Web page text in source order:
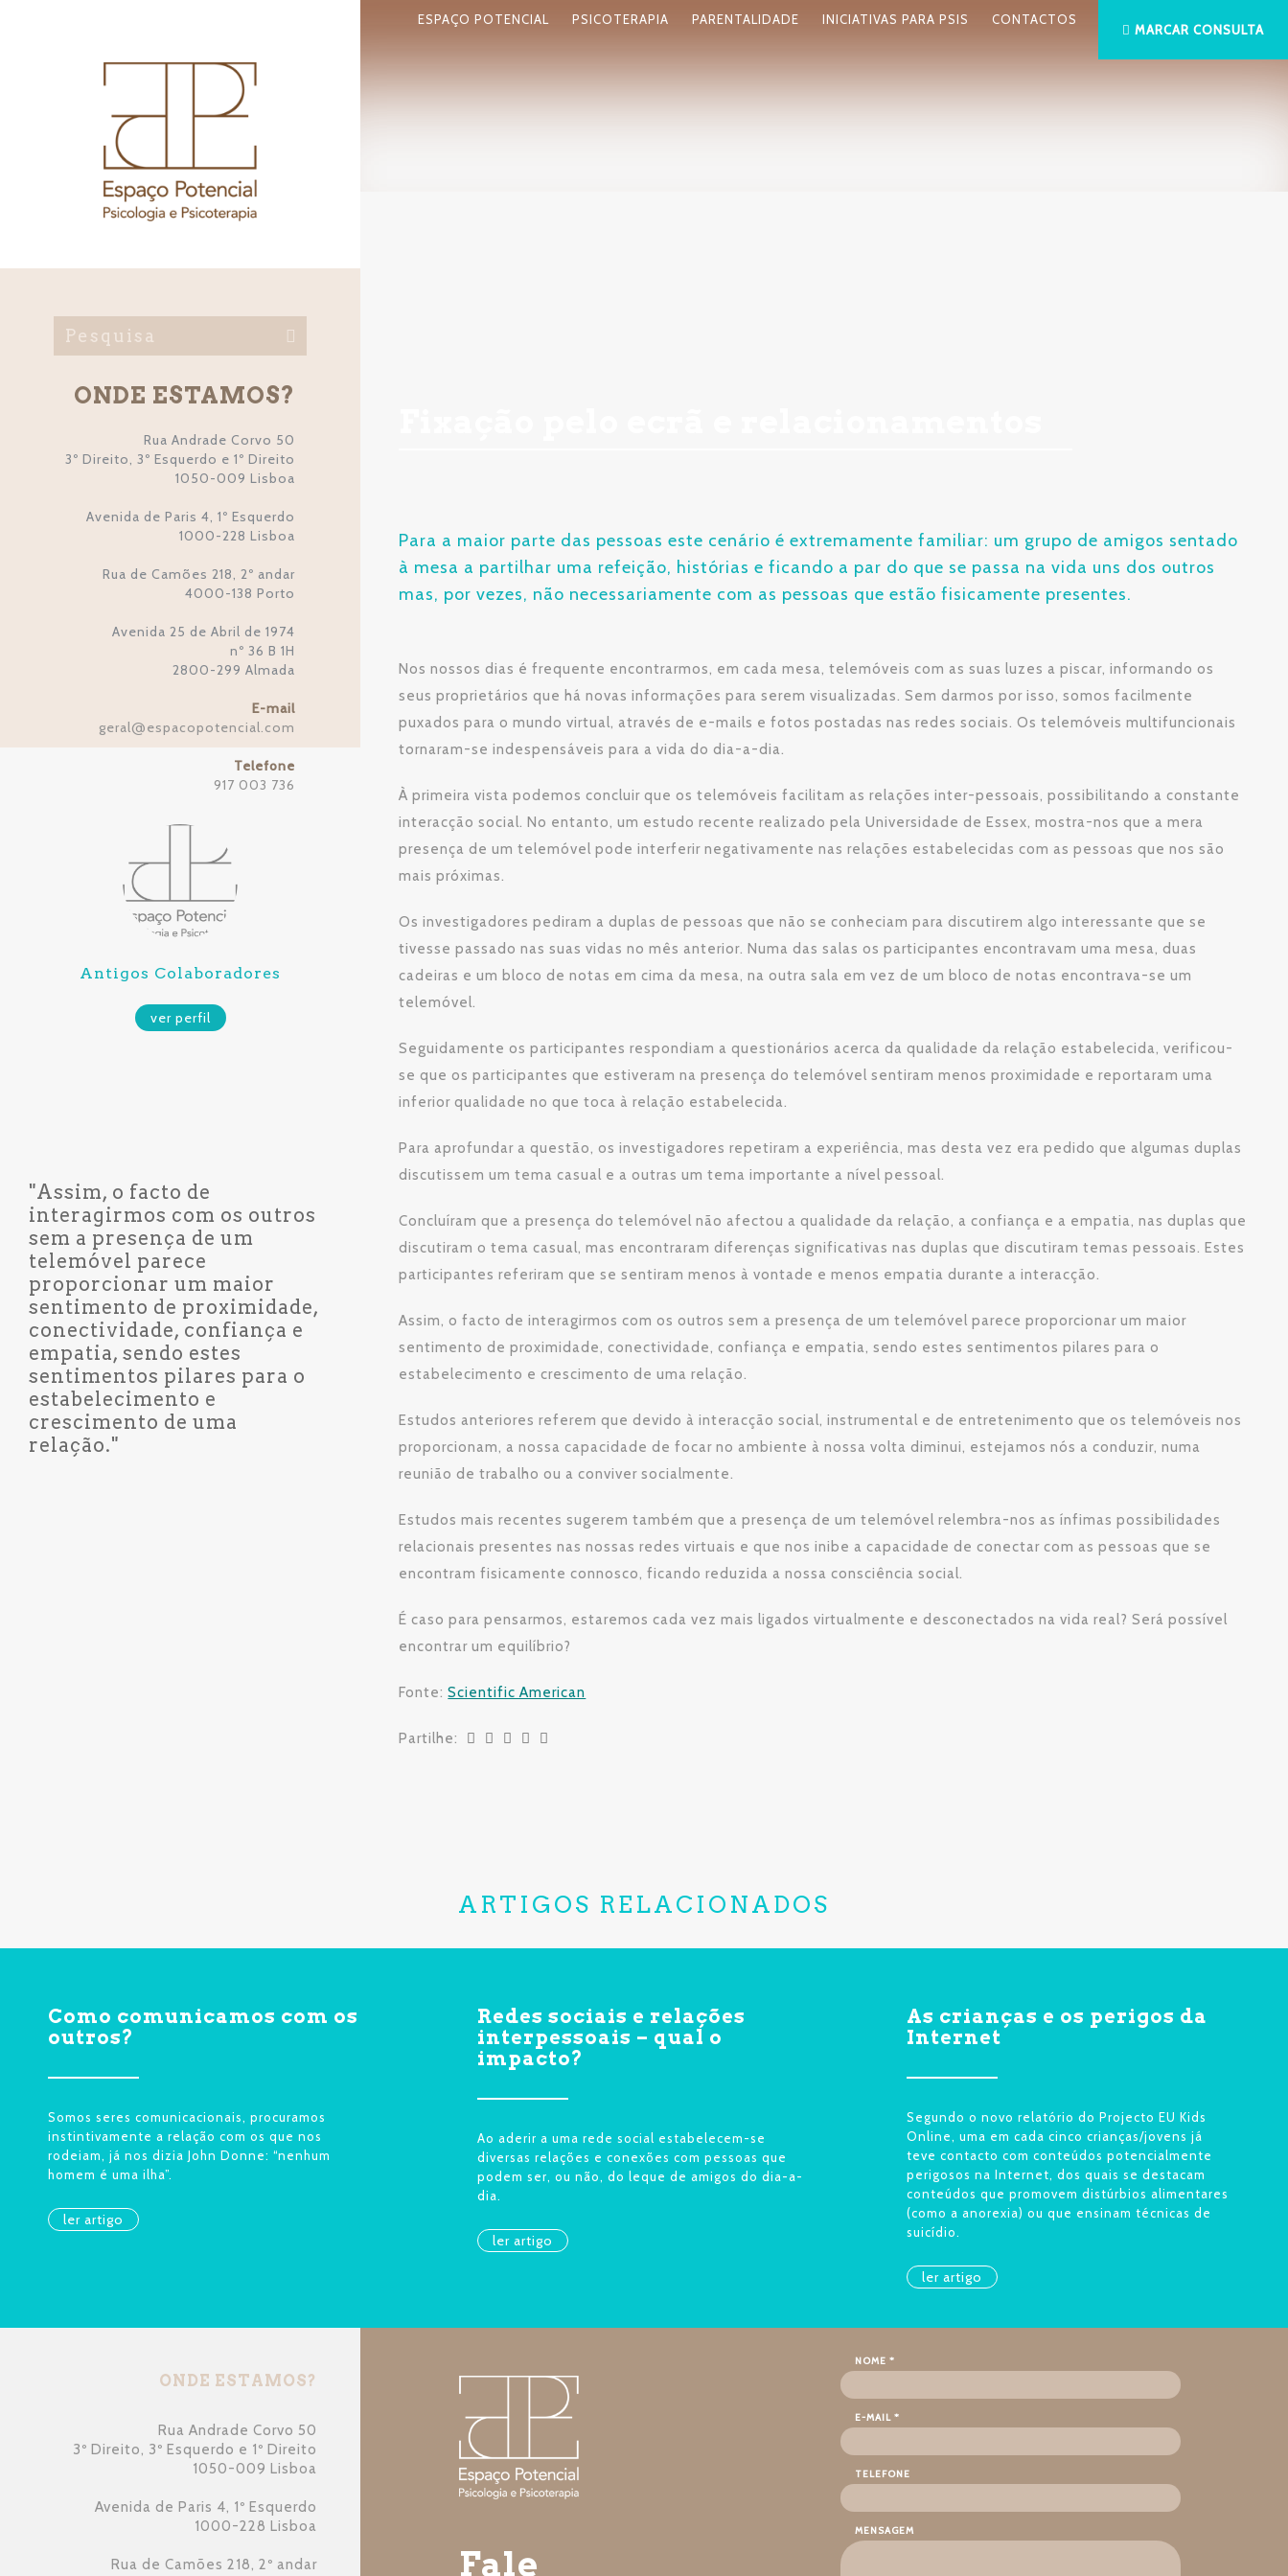
ONDE ESTAMOS?
Rua Andrade Corvo 50
3º Direito, 3º Esquerdo e 1º Direito
1050-009 Lisboa
Avenida de Paris 4, 1º Esquerdo
1000-228 Lisboa
Rua de Camões 218, 2º andar
4000-138 Porto
Avenida 25 de Abril de 1974
nº 36 B 1H
2800-299 Almada
E-mail
geral@espacopotencial.com
Telefone
917 003 736
ESPAÇO POTENCIAL PSICOTERAPIA PARENTALIDADE INICIATIVAS PARA PSIS CONTACTOS
MARCAR CONSULTA
Para a maior parte das pessoas este cenário é extremamente familiar: um grupo de amigos sentado
à mesa a partilhar uma refeição, histórias e ficando a par do que se passa na vida uns dos outros
mas, por vezes, não necessariamente com as pessoas que estão fisicamente presentes.
Nos nossos dias é frequente encontrarmos, em cada mesa, telemóveis com as suas luzes a piscar, informando os
seus proprietários que há novas informações para serem visualizadas. Sem darmos por isso, somos facilmente
puxados para o mundo virtual, através de e-mails e fotos postadas nas redes sociais. Os telemóveis multifuncionais
tornaram-se indespensáveis para a vida do dia-a-dia.
À primeira vista podemos concluir que os telemóveis facilitam as relações inter-pessoais, possibilitando a constante
interacção social. No entanto, um estudo recente realizado pela Universidade de Essex, mostra-nos que a mera
presença de um telemóvel pode interferir negativamente nas relações estabelecidas com as pessoas que nos são
mais próximas.
Os investigadores pediram a duplas de pessoas que não se conheciam para discutirem algo interessante que se
tivesse passado nas suas vidas no mês anterior. Numa das salas os participantes encontravam uma mesa, duas
cadeiras e um bloco de notas em cima da mesa, na outra sala em vez de um bloco de notas encontrava-se um
telemóvel.
Seguidamente os participantes respondiam a questionários acerca da qualidade da relação estabelecida, verificou-
se que os participantes que estiveram na presença do telemóvel sentiram menos proximidade e reportaram uma
inferior qualidade no que toca à relação estabelecida.
Para aprofundar a questão, os investigadores repetiram a experiência, mas desta vez era pedido que algumas duplas
discutissem um tema casual e a outras um tema importante a nível pessoal.
Concluíram que a presença do telemóvel não afectou a qualidade da relação, a confiança e a empatia, nas duplas que
discutiram o tema casual, mas encontraram diferenças significativas nas duplas que discutiram temas pessoais. Estes
participantes referiram que se sentiram menos à vontade e menos empatia durante a interacção.
Assim, o facto de interagirmos com os outros sem a presença de um telemóvel parece proporcionar um maior
sentimento de proximidade, conectividade, confiança e empatia, sendo estes sentimentos pilares para o
estabelecimento e crescimento de uma relação.
Estudos anteriores referem que devido à interacção social, instrumental e de entretenimento que os telemóveis nos
proporcionam, a nossa capacidade de focar no ambiente à nossa volta diminui, estejamos nós a conduzir, numa
reunião de trabalho ou a conviver socialmente.
Estudos mais recentes sugerem também que a presença de um telemóvel relembra-nos as ínfimas possibilidades
relacionais presentes nas nossas redes virtuais e que nos inibe a capacidade de conectar com as pessoas que se
encontram fisicamente connosco, ficando reduzida a nossa consciência social.
É caso para pensarmos, estaremos cada vez mais ligados virtualmente e desconectados na vida real? Será possível
encontrar um equilíbrio?
Fonte:Scientific American
Partilhe:
Antigos Colaboradores
ver perfil
"Assim, o facto de
interagirmos com os outros
sem a presença de um
telemóvel parece
proporcionar um maior
sentimento de proximidade,
conectividade, confiança e
empatia, sendo estes
sentimentos pilares para o
estabelecimento e
crescimento de uma
relação."
ARTIGOS RELACIONADOS
Como comunicamos com os
outros?
Somos seres comunicacionais, procuramos
instintivamente a relação com os que nos
rodeiam, já nos dizia John Donne: “nenhum
homem é uma ilha”.
ler artigo
Redes sociais e relações
interpessoais – qual o
impacto?
Ao aderir a uma rede social estabelecem-se
diversas relações e conexões com pessoas que
podem ser, ou não, do leque de amigos do dia-a-
dia.
ler artigo
As crianças e os perigos da
Internet
Segundo o novo relatório do Projecto EU Kids
Online, uma em cada cinco crianças/jovens já
teve contacto com conteúdos potencialmente
perigosos na Internet, dos quais se destacam
conteúdos que promovem distúrbios alimentares
(como a anorexia) ou que ensinam técnicas de
suicídio.
ler artigo
ONDE ESTAMOS?
Rua Andrade Corvo 50
3º Direito, 3º Esquerdo e 1º Direito
1050-009 Lisboa
Avenida de Paris 4, 1º Esquerdo
1000-228 Lisboa
Rua de Camões 218, 2º andar
Fale
NOME *
E-MAIL *
TELEFONE
MENSAGEM